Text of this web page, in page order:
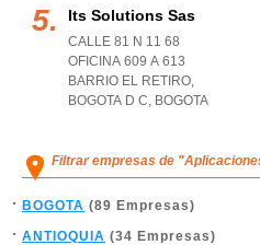
Its Solutions Sas
CALLE 81 N 11 68
OFICINA 609 A 613
BARRIO EL RETIRO,
BOGOTA D C, BOGOTA
Filtrar empresas de
BOGOTA (89 Empresas)
ANTIOQUIA (34 Empresas)